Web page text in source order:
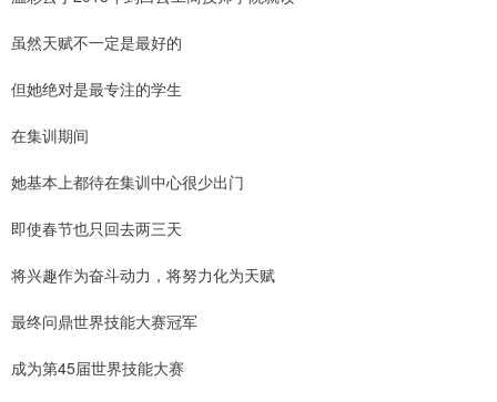
虽然天赋不一定是最好的
但她绝对是最专注的学生
在集训期间
她基本上都待在集训中心很少出门
即使春节也只回去两三天
将兴趣作为奋斗动力，将努力化为天赋
最终问鼎世界技能大赛冠军
成为第45届世界技能大赛